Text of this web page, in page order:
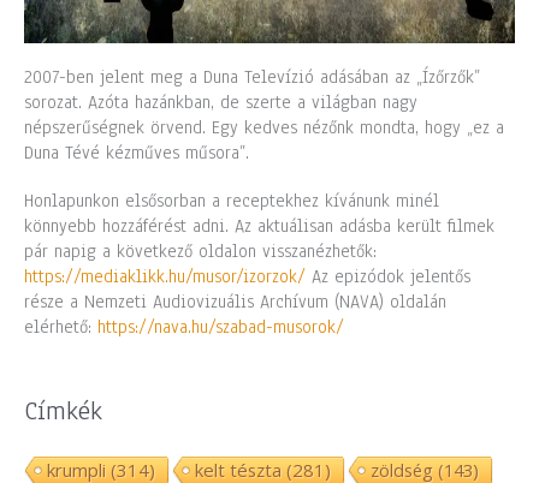
2007-ben jelent meg a Duna Televízió adásában az „Ízőrzők”
sorozat. Azóta hazánkban, de szerte a világban nagy
népszerűségnek örvend. Egy kedves nézőnk mondta, hogy „ez a
Duna Tévé kézműves műsora”.
Honlapunkon elsősorban a receptekhez kívánunk minél
könnyebb hozzáférést adni. Az aktuálisan adásba került filmek
pár napig a következő oldalon visszanézhetők:
https://mediaklikk.hu/musor/izorzok/ Az epizódok jelentős
része a Nemzeti Audiovizuális Archívum (NAVA) oldalán
elérhető: https://nava.hu/szabad-musorok/
Címkék
krumpli (314) kelt tészta (281) zöldség (143)